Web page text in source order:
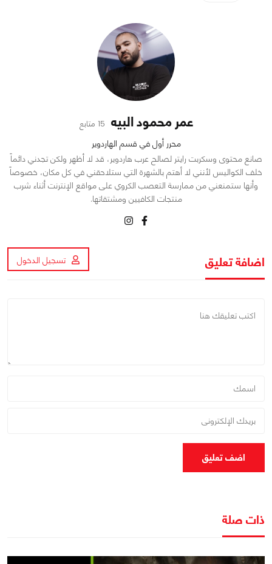
عمر محمود البيه 15 متابع
محرر أول في قسم الهاردوير
صانع محتوى وسكربت رايتر لصالح عرب هاردوير، قد لا أظهر ولكن تجدني دائماً
خلف الكواليس لأنني لا أهتم بالشهرة التي ستلاحقني في كل مكان، خصوصاً
وأنها ستمنعني من ممارسة التعصب الكروي على مواقع الإنترنت أثناء شرب
منتجات الكافيين ومشتقاتها.
اضافة تعليق تسجيل الدخول
اضف تعليق
ذات صلة